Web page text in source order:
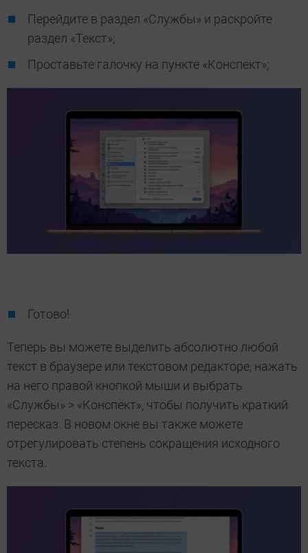
Перейдите в раздел «Службы» и раскройте
раздел «Текст»;
Проставьте галочку на пункте «Конспект»;
Готово!
Теперь вы можете выделить абсолютно любой
текст в браузере или текстовом редакторе, нажать
на него правой кнопкой мыши и выбрать
«Службы» > «Конспект», чтобы получить краткий
пересказ. В новом окне вы также можете
отрегулировать степень сокращения исходного
текста.